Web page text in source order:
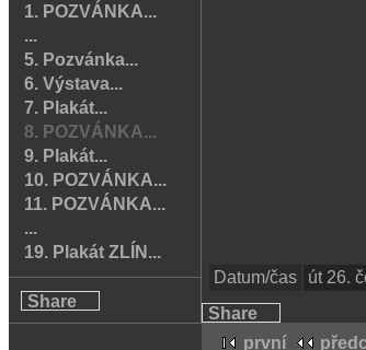
1. POZVÁNKA...
...
5. Pozvánka...
6. Výstava...
7. Plakát...
8. POZVÁNKA...
9. Plakát...
10. POZVÁNKA...
11. POZVÁNKA...
...
19. Plakát ZLÍN...
Share
Datum/čas
út 26.
Share
první